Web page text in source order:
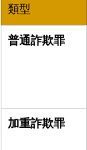
類型
普通詐欺罪
加重詐欺罪